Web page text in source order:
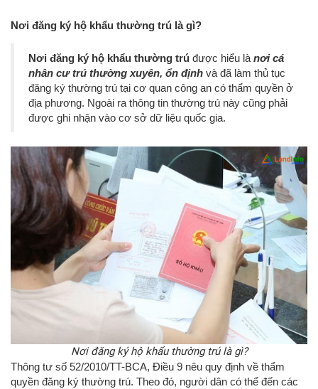
Nơi đăng ký hộ khẩu thường trú là gì?
Nơi đăng ký hộ khẩu thường trú được hiểu là nơi cá
nhân cư trú thường xuyên, ổn định và đã làm thủ tục
đăng ký thường trú tại cơ quan công an có thẩm quyền ở
địa phương. Ngoài ra thông tin thường trú này cũng phải
được ghi nhận vào cơ sở dữ liệu quốc gia.
Nơi đăng ký hộ khẩu thường trú là gì?
Thông tư số 52/2010/TT-BCA, Điều 9 nêu quy định về thẩm
quyền đăng ký thường trú. Theo đó, người dân có thể đến các